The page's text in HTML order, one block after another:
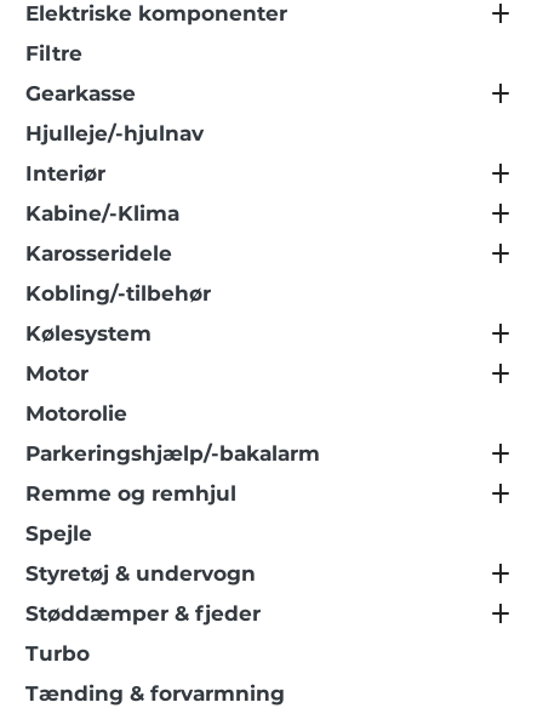
Elektriske komponenter
Filtre
Gearkasse
Hjulleje/-hjulnav
Interiør
Kabine/-Klima
Karosseridele
Kobling/-tilbehør
Kølesystem
Motor
Motorolie
Parkeringshjælp/-bakalarm
Remme og remhjul
Spejle
Styretøj & undervogn
Støddæmper & fjeder
Turbo
Tænding & forvarmning